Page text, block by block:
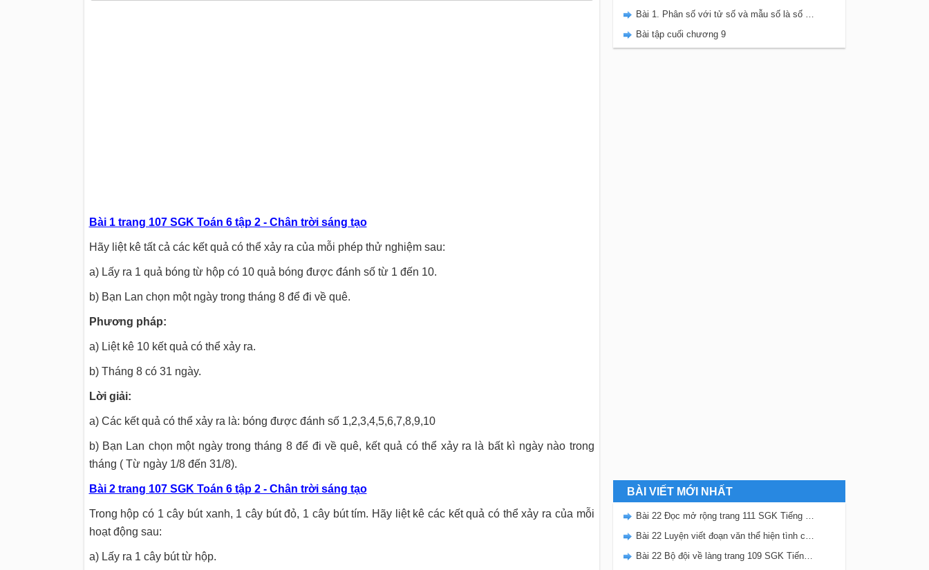
Bài 1 trang 107 SGK Toán 6 tập 2 - Chân trời sáng tạo
Hãy liệt kê tất cả các kết quả có thể xảy ra của mỗi phép thử nghiệm sau:
a) Lấy ra 1 quả bóng từ hộp có 10 quả bóng được đánh số từ 1 đến 10.
b) Bạn Lan chọn một ngày trong tháng 8 để đi về quê.
Phương pháp:
a) Liệt kê 10 kết quả có thể xảy ra.
b) Tháng 8 có 31 ngày.
Lời giải:
a) Các kết quả có thể xảy ra là: bóng được đánh số 1,2,3,4,5,6,7,8,9,10
b) Bạn Lan chọn một ngày trong tháng 8 để đi về quê, kết quả có thể xảy ra là bất kì ngày nào trong
tháng ( Từ ngày 1/8 đến 31/8).
Bài 2 trang 107 SGK Toán 6 tập 2 - Chân trời sáng tạo
Trong hộp có 1 cây bút xanh, 1 cây bút đỏ, 1 cây bút tím. Hãy liệt kê các kết quả có thể xảy ra của mỗi
hoạt động sau:
a) Lấy ra 1 cây bút từ hộp.
Bài 1. Phân số với tử số và mẫu số là số nguyên
Bài tập cuối chương 9
BÀI VIẾT MỚI NHẤT
Bài 22 Đọc mở rộng trang 111 SGK Tiếng Việt 5 Kết nối tri thức tập 2
Bài 22 Luyện viết đoạn văn thể hiện tình cảm, cảm xúc về một sự việc trang 111 SGK Tiếng Việt 5 Kết nối tri thức tập 2
Bài 22 Bộ đội về làng trang 109 SGK Tiếng Việt 5 Kết nối tri thức tập 2